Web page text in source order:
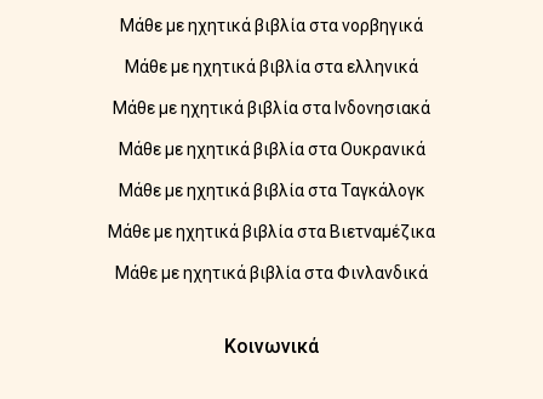
Μάθε με ηχητικά βιβλία στα νορβηγικά
Μάθε με ηχητικά βιβλία στα ελληνικά
Μάθε με ηχητικά βιβλία στα Ινδονησιακά
Μάθε με ηχητικά βιβλία στα Ουκρανικά
Μάθε με ηχητικά βιβλία στα Ταγκάλογκ
Μάθε με ηχητικά βιβλία στα Βιετναμέζικα
Μάθε με ηχητικά βιβλία στα Φινλανδικά
Κοινωνικά